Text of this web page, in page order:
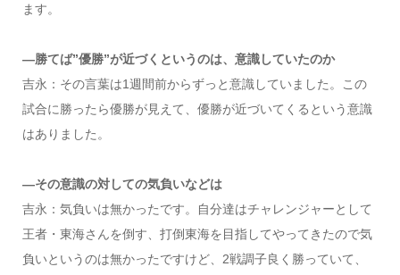
ます。
—勝てば”優勝”が近づくというのは、意識していたのか
吉永：その言葉は1週間前からずっと意識していました。この
試合に勝ったら優勝が見えて、優勝が近づいてくるという意識
はありました。
—その意識の対しての気負いなどは
吉永：気負いは無かったです。自分達はチャレンジャーとして
王者・東海さんを倒す、打倒東海を目指してやってきたので気
負いというのは無かったですけど、2戦調子良く勝っていて、